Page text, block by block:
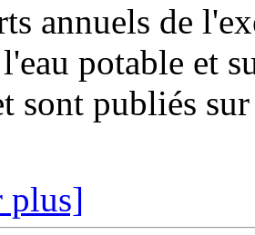
annuels de
potable et
sont publiés
plus]